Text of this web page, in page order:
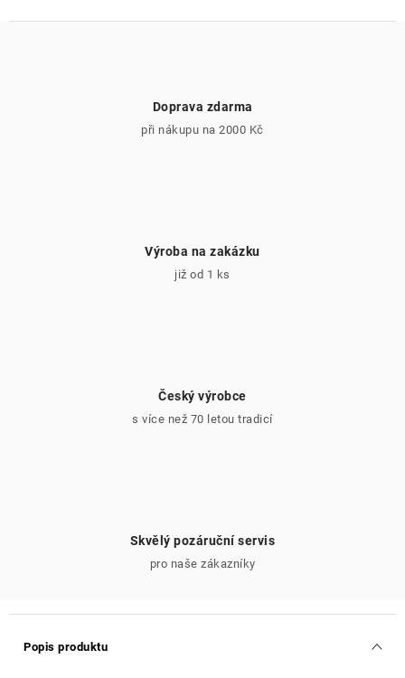
Doprava zdarma
při nákupu na 2000 Kč
Výroba na zakázku
již od 1 ks
Český výrobce
s více než 70 letou tradicí
Skvělý pozáruční servis
pro naše zákazníky
Popis produktu